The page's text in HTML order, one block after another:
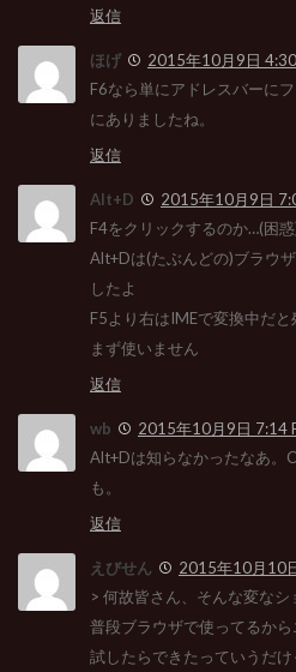
返信
ほげ
2015年10月9日
F6なら単にアドレスバーに
にありましたね。
返信
Alt+D
2015年10月9日
F4をクリックするのか…(困
Alt+Dは(たぶんどの)ブラウ
したよ
F5より右はIMEで変換中だ
まず使いません
返信
wb
2015年10月9日 7:14
Alt+Dは知らなかったなあ。
も。
返信
えびせん
2015年10月10
> 何故皆さん、そんな変な
普段ブラウザで使ってるか
試したらできたっていうだけ